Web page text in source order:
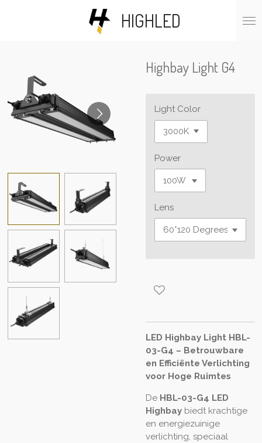
HIGHLED
Highbay Light G4
Light Color
Power
Lens
LED Highbay Light HBL-
03-G4 – Betrouwbare
en Efficiënte Verlichting
voor Hoge Ruimtes
De HBL-03-G4 LED
Highbay biedt krachtige
en energiezuinige
verlichting, speciaal